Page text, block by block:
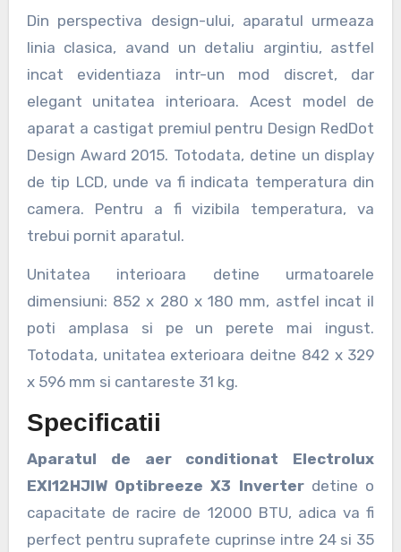
Din perspectiva design-ului, aparatul urmeaza
linia clasica, avand un detaliu argintiu, astfel
incat evidentiaza intr-un mod discret, dar
elegant unitatea interioara. Acest model de
aparat a castigat premiul pentru Design RedDot
Design Award 2015. Totodata, detine un display
de tip LCD, unde va fi indicata temperatura din
camera. Pentru a fi vizibila temperatura, va
trebui pornit aparatul.
Unitatea interioara detine urmatoarele
dimensiuni: 852 x 280 x 180 mm, astfel incat il
poti amplasa si pe un perete mai ingust.
Totodata, unitatea exterioara deitne 842 x 329
x 596 mm si cantareste 31 kg.
Specificatii
Aparatul de aer conditionat Electrolux
EXI12HJIW Optibreeze X3 Inverterdetine o
capacitate de racire de 12000 BTU, adica va fi
perfect pentru suprafete cuprinse intre 24 si 35